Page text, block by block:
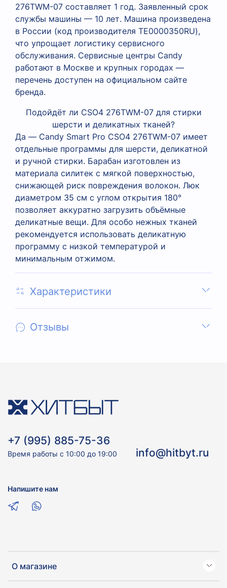
276TWM-07 составляет 1 год. Заявленный срок
службы машины — 10 лет. Машина произведена
в России (код производителя TE0000350RU),
что упрощает логистику сервисного
обслуживания. Сервисные центры Candy
работают в Москве и крупных городах —
перечень доступен на официальном сайте
бренда.
Подойдёт ли CSO4 276TWM-07 для стирки
шерсти и деликатных тканей?
Да — Candy Smart Pro CSO4 276TWM-07 имеет
отдельные программы для шерсти, деликатной
и ручной стирки. Барабан изготовлен из
материала силитек с мягкой поверхностью,
снижающей риск повреждения волокон. Люк
диаметром 35 см с углом открытия 180°
позволяет аккуратно загрузить объёмные
деликатные вещи. Для особо нежных тканей
рекомендуется использовать деликатную
программу с низкой температурой и
минимальным отжимом.
Характеристики
Отзывы
О магазине
+7 (995) 885-75-36
Время работы с 10:00 до 19:00 info@hitbyt.ru
Напишите нам